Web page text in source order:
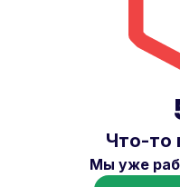
Что-то
Мы уже